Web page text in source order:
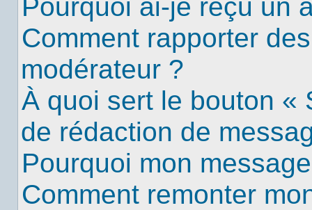
Pourquoi ai-je reçu un
Comment rapporter
modérateur ?
À quoi sert le bouton «
de rédaction de
Pourquoi mon
Comment remonter